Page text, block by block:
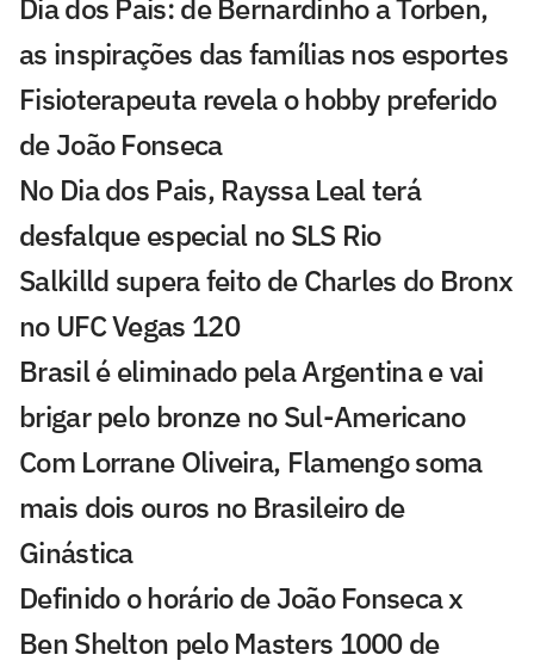
Dia dos Pais: de Bernardinho a Torben,
as inspirações das famílias nos esportes
Fisioterapeuta revela o hobby preferido
de João Fonseca
No Dia dos Pais, Rayssa Leal terá
desfalque especial no SLS Rio
Salkilld supera feito de Charles do Bronx
no UFC Vegas 120
Brasil é eliminado pela Argentina e vai
brigar pelo bronze no Sul-Americano
Com Lorrane Oliveira, Flamengo soma
mais dois ouros no Brasileiro de
Ginástica
Definido o horário de João Fonseca x
Ben Shelton pelo Masters 1000 de